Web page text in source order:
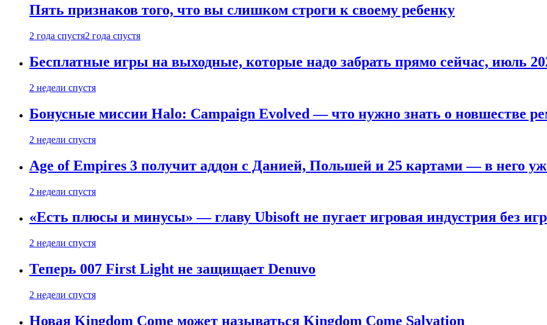
Пять признаков того, что вы слишком строги к своему ребенку
2 года спустя2 года спустя
Бесплатные игры на выходные, которые надо забрать прямо сейчас, июль
2 недели спустя
Бонусные миссии Halo: Campaign Evolved — что нужно знать о новшестве
2 недели спустя
Age of Empires 3 получит аддон с Данией, Польшей и 25 картами — в него
2 недели спустя
«Есть плюсы и минусы» — главу Ubisoft не пугает игровая индустрия без
2 недели спустя
Теперь 007 First Light не защищает Denuvo
2 недели спустя
Новая Kingdom Come может называться Kingdom Come Salvation